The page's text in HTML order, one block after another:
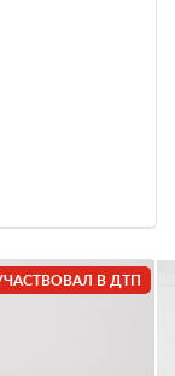
В ДТП